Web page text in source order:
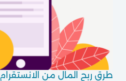
طرق ربح المال من الانستقرام